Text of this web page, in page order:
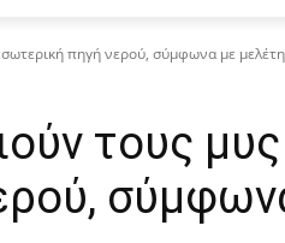
πηγή νερού, σύμφωνα με μελέτη
τους